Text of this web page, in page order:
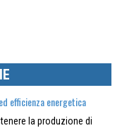
efficienza energetica
la produzione di